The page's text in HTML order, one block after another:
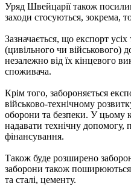
Уряд Швейцарії також
заходи стосуються, зокрема,
Зазначається, що експорт
(цивільного чи військового)
незалежно від їх кінцевого
споживача.
Крім того, забороняється
військово-технічному
оборони та безпеки. У цьому
надавати технічну допомогу,
фінансування.
Також буде розширено
заборони також поширюються
та сталі, цементу.